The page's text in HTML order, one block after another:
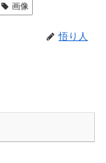
画像
悟り人